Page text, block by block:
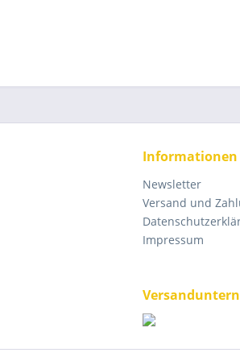
Informationen
Newsletter
Versand und
Impressum